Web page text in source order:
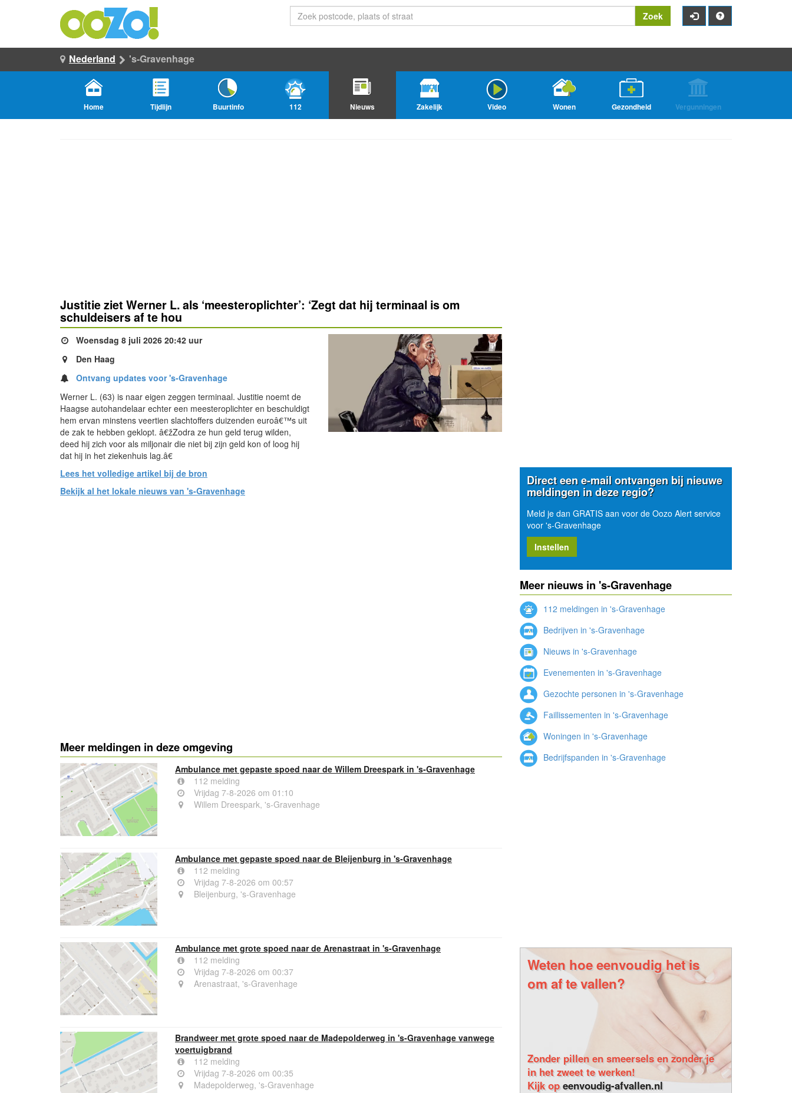
Zoek
Nederland 's-Gravenhage
Home Tijdlijn Buurtinfo 112 Nieuws Zakelijk Video Wonen Gezondheid Vergunningen
Justitie ziet Werner L. als ‘meesteroplichter’: ‘Zegt dat hij terminaal is om
schuldeisers af te hou
Woensdag 8 juli 2026 20:42 uur
Den Haag
Ontvang updates voor 's-Gravenhage
Werner L. (63) is naar eigen zeggen terminaal. Justitie noemt de
Haagse autohandelaar echter een meesteroplichter en beschuldigt
hem ervan minstens veertien slachtoffers duizenden euroâ€™s uit
de zak te hebben geklopt. â€žZodra ze hun geld terug wilden,
deed hij zich voor als miljonair die niet bij zijn geld kon of loog hij
dat hij in het ziekenhuis lag.â€
Lees het volledige artikel bij de bron
Bekijk al het lokale nieuws van 's-Gravenhage
Meer meldingen in deze omgeving
Ambulance met gepaste spoed naar de Willem Dreespark in 's-Gravenhage
112 melding
Vrijdag 7-8-2026 om 01:10
Willem Dreespark, 's-Gravenhage
Ambulance met gepaste spoed naar de Bleijenburg in 's-Gravenhage
112 melding
Vrijdag 7-8-2026 om 00:57
Bleijenburg, 's-Gravenhage
Ambulance met grote spoed naar de Arenastraat in 's-Gravenhage
112 melding
Vrijdag 7-8-2026 om 00:37
Arenastraat, 's-Gravenhage
Brandweer met grote spoed naar de Madepolderweg in 's-Gravenhage vanwege
voertuigbrand
112 melding
Vrijdag 7-8-2026 om 00:35
Madepolderweg, 's-Gravenhage
Direct een e-mail ontvangen bij nieuwe
meldingen in deze regio?
Meld je dan GRATIS aan voor de Oozo Alert service
voor 's-Gravenhage
Instellen
Meer nieuws in 's-Gravenhage
112 meldingen in 's-Gravenhage
Bedrijven in 's-Gravenhage
Nieuws in 's-Gravenhage
Evenementen in 's-Gravenhage
Gezochte personen in 's-Gravenhage
Faillissementen in 's-Gravenhage
Woningen in 's-Gravenhage
Bedrijfspanden in 's-Gravenhage
Weten hoe eenvoudig het is
om af te vallen?
Zonder pillen en smeersels en zonder je
in het zweet te werken!
Kijk opeenvoudig-afvallen.nl